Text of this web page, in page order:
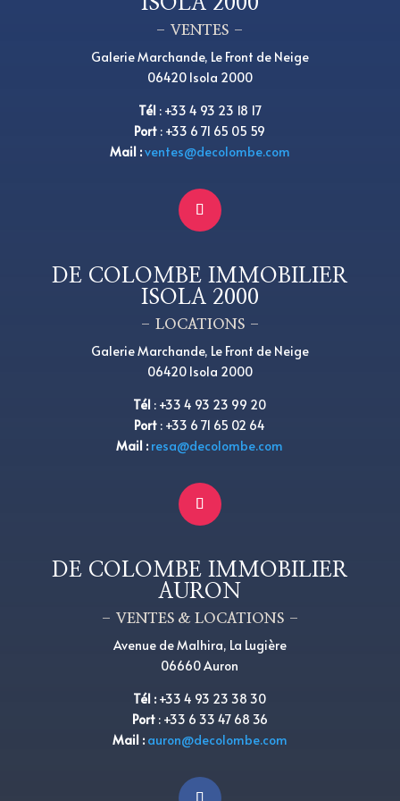
– VENTES –
Galerie Marchande, Le Front de Neige
06420 Isola 2000
Tél: +33 4 93 23 18 17
Port : +33 6 71 65 05 59
Mail :ventes@decolombe.com
DE COLOMBE IMMOBILIER
ISOLA 2000
– LOCATIONS –
Galerie Marchande, Le Front de Neige
06420 Isola 2000
Tél : +33 4 93 23 99 20
Port : +33 6 71 65 02 64
Mail : resa@decolombe.com
DE COLOMBE IMMOBILIER
AURON
– VENTES & LOCATIONS –
Avenue de Malhira, La Lugière
06660 Auron
Tél : +33 4 93 23 38 30
Port:+33 6 33 47 68 36
Mail : auron@decolombe.com